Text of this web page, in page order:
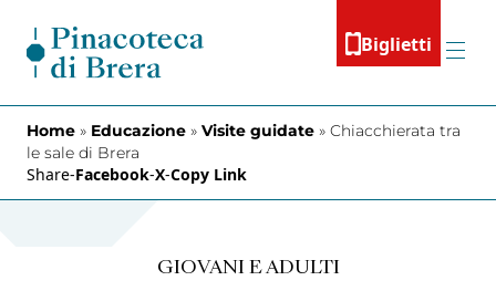
Biglietti
Menu
Home » Educazione » Visite guidate » Chiacchierata tra
le sale di Brera
Share-Facebook-X-Copy Link
GIOVANI E ADULTI